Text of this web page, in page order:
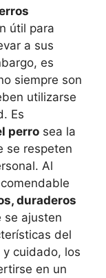
útil para
a sus
es
siempre son
utilizarse
Es
perro sea la
se respeten
Al
duraderos
se ajusten
del
cuidado, los
en un